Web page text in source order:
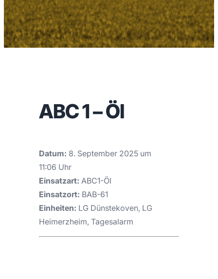
ABC 1 – Öl
Datum: 8. September 2025 um
11:06 Uhr
Einsatzart: ABC1-Öl
Einsatzort: BAB-61
Einheiten: LG Dünstekoven, LG
Heimerzheim, Tagesalarm